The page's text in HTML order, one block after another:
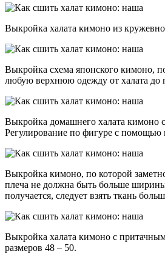
Выкройка халата кимоно из
Выкройка схема японского кимоно,
любую верхнюю одежду от халата до
Выкройка домашнего халата кимоно
Регулирование по фигуре с помощью
Выкройка кимоно, по которой
плеча не должна быть больше
получается, следует взять ткань
Выкройка халата кимоно с
размеров 48 – 50.